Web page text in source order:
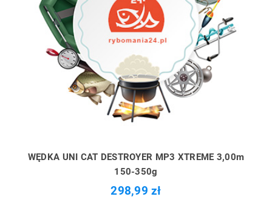
WĘDKA UNI CAT DESTROYER MP3 XTREME 3,00m
150-350g
298,99 zł